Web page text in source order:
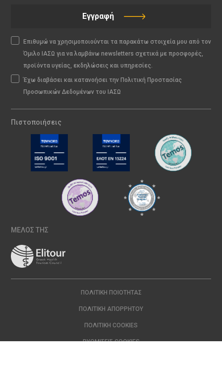
Εγγραφή
Επιθυμώ να χρησιμοποιούνται τα παρακάτω στοιχεία μου από τον
Όμιλο ΙΑΣΩ για να λαμβάνω newsletters σχετικά με προσφορές,
προϊόντα υγείας, εκδηλώσεις και υπηρεσίες.
Έχω διαβάσει και κατανοήσει την Πολιτική Προστασίας
Προσωπικών Δεδομένων του ΙΑΣΩ
Πιστοποιήσεις
ΜΕΛΟΣ ΤΗΣ
ΠΟΛΙΤΙΚΉ ΠΟΙΌΤΗΤΑΣ
ΠΟΛΙΤΙΚΉ ΑΠΟΡΡΉΤΟΥ
ΠΟΛΙΤΙΚΉ COOKIES
ΡΥΘΜΊΣΕΙΣ COOKIES